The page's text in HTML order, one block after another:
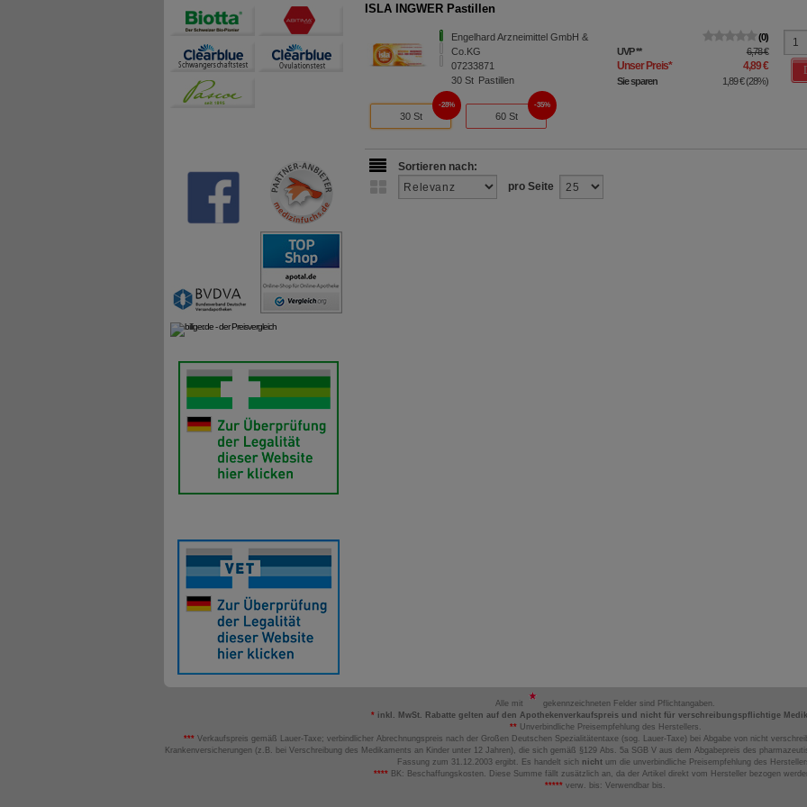
ISLA INGWER Pastillen
Engelhard Arzneimittel GmbH &
Co.KG
07233871
30St Pastillen
0
UVP** 6,78 €
Unser Preis* 4,89 €
Sie sparen 1,89 €(28%)
30 St
28%
60 St
35%
Sortieren nach:
pro Seite
Alle mit
gekennzeichneten Felder sind Pflichtangaben.
* inkl. MwSt. Rabatte gelten auf den Apothekenverkaufspreis und nicht für verschreibungspflichtige
**Unverbindliche Preisempfehlung des Herstellers.
*** Verkaufspreis gemäß Lauer-Taxe; verbindlicher Abrechnungspreis nach der Großen Deutschen Spezialitätentaxe (sog. Lauer-Taxe) bei Abgabe von nicht
Krankenversicherungen (z.B. bei Verschreibung des Medikaments an Kinder unter 12 Jahren), die sich gemäß §129 Abs. 5a SGB V aus dem Abgabepreis des
Fassung zum 31.12.2003 ergibt. Es handelt sich nicht um die unverbindliche Preisempfehlung des
**** BK: Beschaffungskosten. Diese Summe fällt zusätzlich an, da der Artikel direkt vom Hersteller bezogen
***** verw. bis: Verwendbar bis.